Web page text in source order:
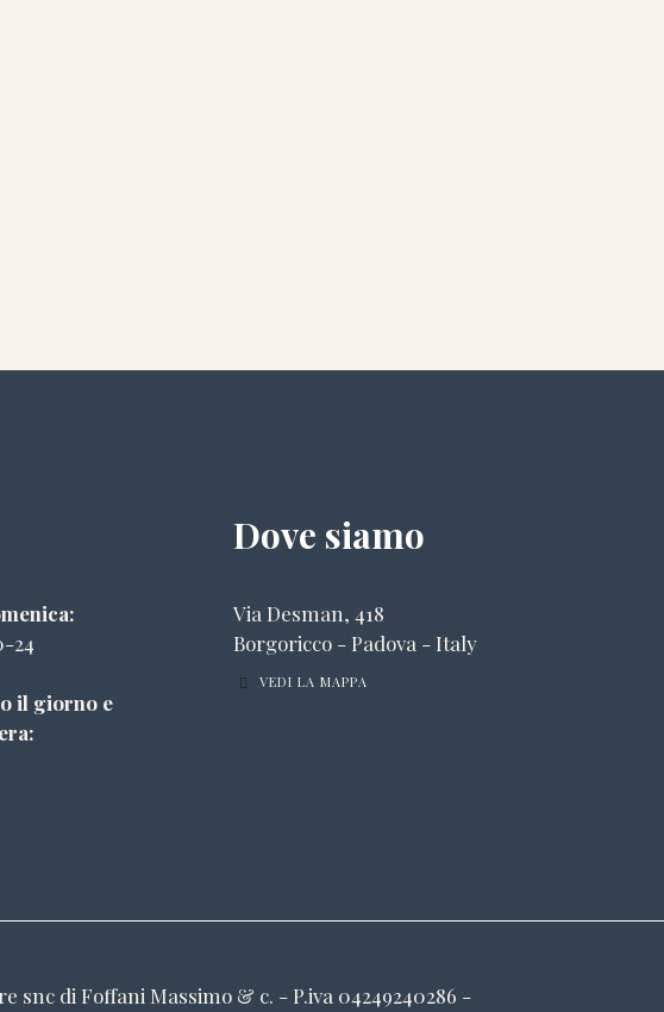
24
il giorno e
Dove siamo
Via Desman, 418
Borgoricco - Padova - Italy
VEDI LA MAPPA
snc di Foffani Massimo & c. - P.iva 04249240286 -